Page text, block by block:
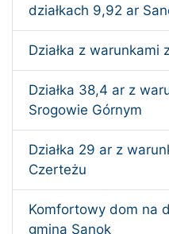
działkach 9,92 ar
Działka z
Działka 38,4 ar z
Srogowie Górnym
Działka 29 ar z
Czerteżu
Komfortowy dom na
gmina Sanok